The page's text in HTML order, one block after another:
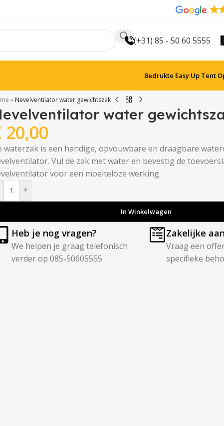
(+31) 85 - 50 60 5555
Bedrukte Easy Up Tent
» Nevelventilator water gewichtszak
water
20,00
waterzak is een handige, opvouwbare en draagbare
Vul de zak met water en bevestig de
voor een moeiteloze werking.
+
In Winkelwagen
Heb je nog vragen?
We helpen je graag telefonisch
verder op 085-50605555
Zakelijke
Vraag een
specifieke